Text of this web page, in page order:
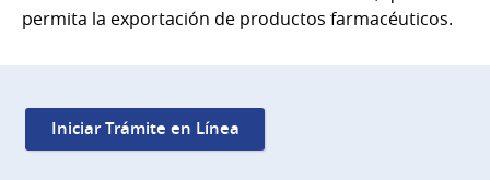
permita la exportación de productos farmacéuticos.
Iniciar Trámite en Línea